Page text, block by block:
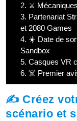
2. ⚔️
3. Partenariat
et 2080 Games
4. ☀️ Date de
Sandbox
5. Casques VR
6. ☠️ Premier
✍️ Créez
scénario et